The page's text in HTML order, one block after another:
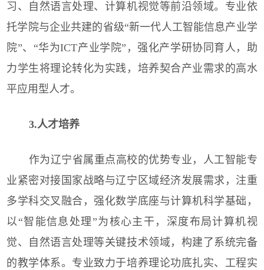
习、自然语言处理、计算机视觉等前沿领域。专业依
托学院与企业共建的省级“新一代人工智能信息产业学
院”、“华为ICT产业学院”，强化产学研协同育人，助
力学生将理论转化为实践，培养契合产业需求的高水
平应用型人才。
3.人才培养
作为辽宁省属重点高校的优势专业，人工智能专
业紧密对接国家战略与辽宁区域经济发展需求，注重
多学科交叉融合，强化数学底座与计算机科学基础，
以“智能信息处理”为核心主干，深度布局计算机视
觉、自然语言处理等关键技术领域，构建了系统完备
的教学体系。专业致力于培养理论功底扎实、工程实